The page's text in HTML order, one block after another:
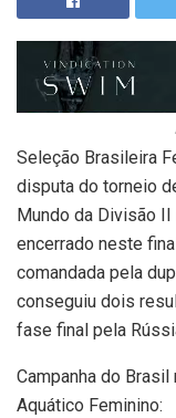
Seleção Brasileira
disputa do torneio
Mundo da Divisão
encerrado neste
comandada pela
conseguiu dois
fase final pela
Campanha do
Aquático Feminino: